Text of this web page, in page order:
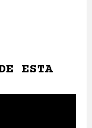
ESTA